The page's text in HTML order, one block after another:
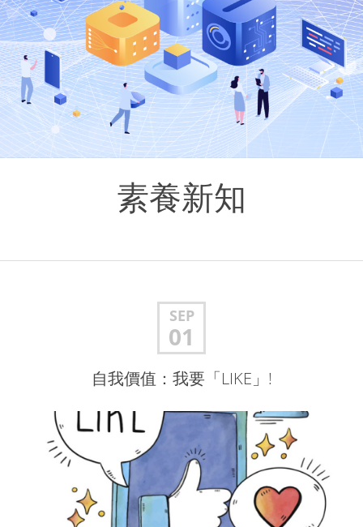
素養新知
SEP
01
自我價值：我要「LIKE」!